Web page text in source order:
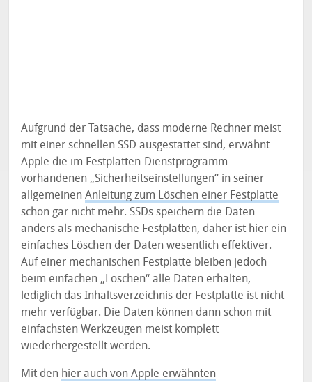
Aufgrund der Tatsache, dass moderne Rechner meist
mit einer schnellen SSD ausgestattet sind, erwähnt
Apple die im Festplatten-Dienstprogramm
vorhandenen „Sicherheitseinstellungen“ in seiner
allgemeinenAnleitung zum Löschen einer Festplatte
schon gar nicht mehr. SSDs speichern die Daten
anders als mechanische Festplatten, daher ist hier ein
einfaches Löschen der Daten wesentlich effektiver.
Auf einer mechanischen Festplatte bleiben jedoch
beim einfachen „Löschen“ alle Daten erhalten,
lediglich das Inhaltsverzeichnis der Festplatte ist nicht
mehr verfügbar. Die Daten können dann schon mit
einfachsten Werkzeugen meist komplett
wiederhergestellt werden.
Mit den hier auch von Apple erwähnten